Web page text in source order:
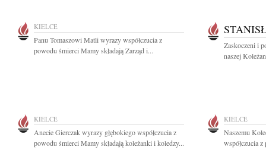
KIELCE
Panu Tomaszowi Matli wyrazy współczucia z
powodu śmierci Mamy składają Zarząd i...
Zaskoczeni i
naszej
KIELCE
Anecie Gierczak wyrazy głębokiego współczucia z
powodu śmierci Mamy składają koleżanki i koledzy...
KIELCE
Naszemu
współczucia